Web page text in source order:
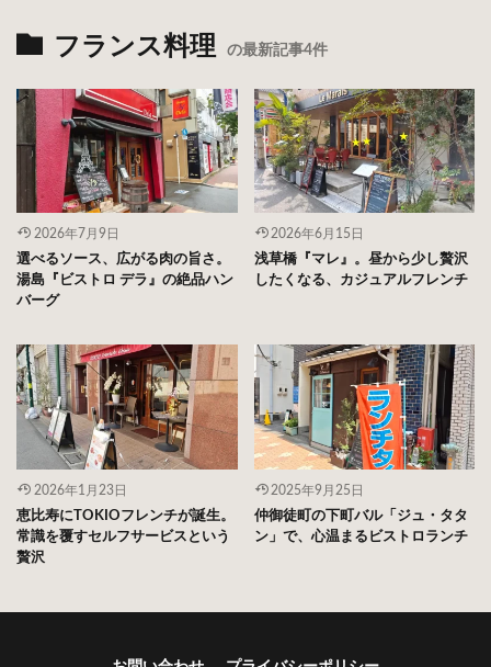
フランス料理 の最新記事4件
2026年7月9日
選べるソース、広がる肉の旨さ。
湯島『ビストロ デラ』の絶品ハン
バーグ
2026年6月15日
浅草橋『マレ』。昼から少し贅沢
したくなる、カジュアルフレンチ
2026年1月23日
恵比寿にTOKIOフレンチが誕生。
常識を覆すセルフサービスという
贅沢
2025年9月25日
仲御徒町の下町バル「ジュ・タタ
ン」で、心温まるビストロランチ